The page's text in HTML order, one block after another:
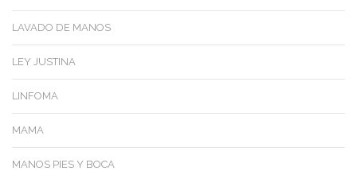
LAVADO DE MANOS
LEY JUSTINA
LINFOMA
MAMA
MANOS PIES Y BOCA